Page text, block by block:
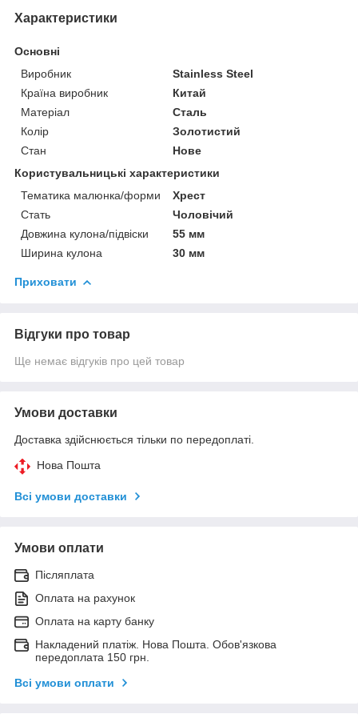
Характеристики
Основні
Виробник
Stainless Steel
Країна виробник
Китай
Матеріал
Сталь
Колір
Золотистий
Стан
Нове
Користувальницькі характеристики
Тематика малюнка/форми
Хрест
Стать
Чоловічий
Довжина кулона/підвіски
55 мм
Ширина кулона
30 мм
Приховати
Відгуки про товар
Ще немає відгуків про цей товар
Умови доставки
Доставка здійснюється тільки по передоплаті.
Нова Пошта
Всі умови доставки
Умови оплати
Післяплата
Оплата на рахунок
Оплата на карту банку
Накладений платіж. Нова Пошта. Обов'язкова
передоплата 150 грн.
Всі умови оплати